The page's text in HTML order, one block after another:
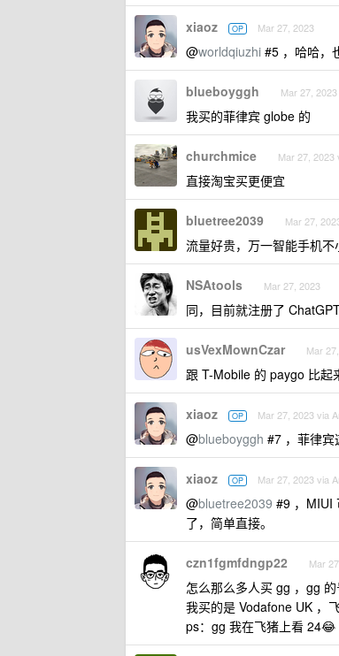
xiaoz OP Mar 27, 2023
@worldqiuzhi #5 ，哈哈，
blueboyggh Mar 27,
我买的菲律宾 globe 的
churchmice Mar 27, 2023
直接淘宝买更便宜
bluetree2039 Mar 27,
流量好贵，万一智能手机
NSAtools Mar 27, 2023
同，目前就注册了
usVexMownCzar Mar
跟 T-Mobile 的 paygo 比起
xiaoz OP Mar 27, 2023 via
@blueboyggh #7 ，菲律宾
xiaoz OP Mar 27, 2023 via
@bluetree2039 #9 ，MIUI
了，简单直接。
czn1fgmfdngp22 Mar
怎么那么多人买 gg ，gg
我买的是 Vodafone UK ，
ps：gg 我在飞猪上看 24😂